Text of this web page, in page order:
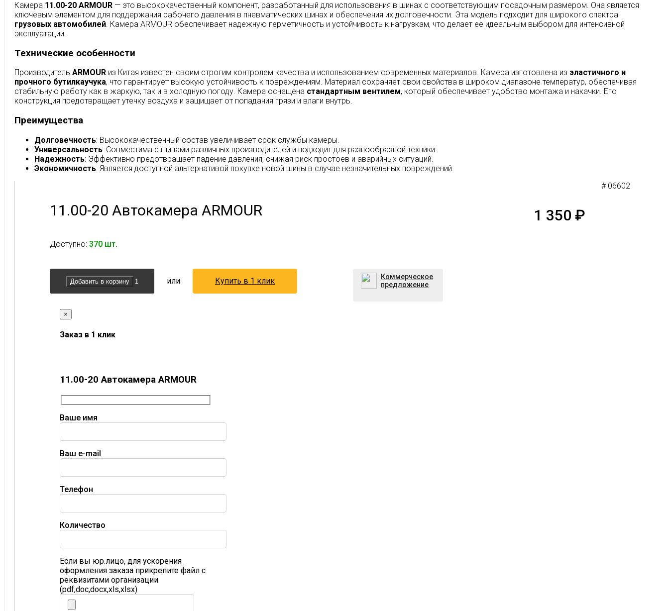
Камера 11.00-20 ARMOUR — это высококачественный компонент, разработанный для использования в шинах с соответствующим посадочным размером. Она является
ключевым элементом для поддержания рабочего давления в пневматических шинах и обеспечения их долговечности. Эта модель подходит для широкого спектра
грузовых автомобилей. Камера ARMOUR обеспечивает надежную герметичность и устойчивость к нагрузкам, что делает ее идеальным выбором для интенсивной
эксплуатации.
Технические особенности
Производитель ARMOUR из Китая известен своим строгим контролем качества и использованием современных материалов. Камера изготовлена из эластичного и
прочного бутилкаучука, что гарантирует высокую устойчивость к повреждениям. Материал сохраняет свои свойства в широком диапазоне температур, обеспечивая
стабильную работу как в жаркую, так и в холодную погоду. Камера оснащена стандартным вентилем, который обеспечивает удобство монтажа и накачки. Его
конструкция предотвращает утечку воздуха и защищает от попадания грязи и влаги внутрь.
Преимущества
Долговечность: Высококачественный состав увеличивает срок службы камеры.
Универсальность: Совместима с шинами различных производителей и подходит для разнообразной техники.
Надежность: Эффективно предотвращает падение давления, снижая риск простоев и аварийных ситуаций.
Экономичность: Является доступной альтернативой покупке новой шины в случае незначительных повреждений.
# 06602
11.00-20 Автокамера ARMOUR 1 350 ₽
Доступно: 370 шт.
Добавить в корзину или Купить в 1 клик
Коммерческое
предложение
×
Заказ в 1 клик
11.00-20 Автокамера ARMOUR
Ваше имя
Ваш e-mail
Телефон
Количество
Если вы юр.лицо, для ускорения
оформления заказа прикрепите файл с
реквизитами организации
(pdf,doc,docx,xls,xlsx)